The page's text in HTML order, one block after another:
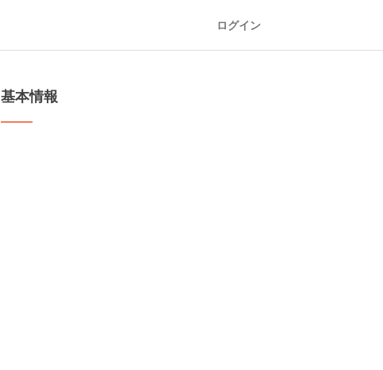
ログイン
基本情報